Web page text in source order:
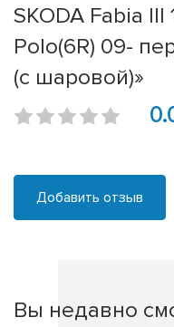
SKODA Fabia III
Polo(6R) 09-
(с шаровой)»
Добавить отзыв
Вы недавно